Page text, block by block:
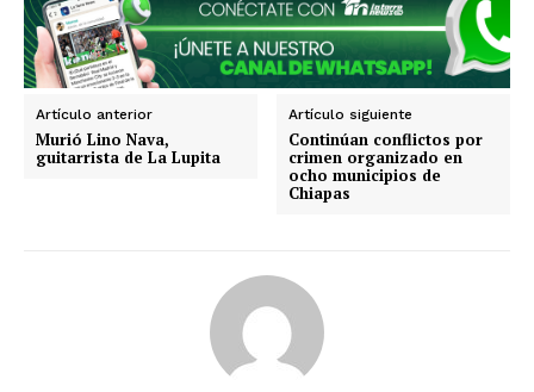
SUSCRIBIRSE
Estados
Campeche
Ciudad de México
Estado de México
Guerrero Hidalgo
Artículo anterior
Murió Lino Nava,
guitarrista de La Lupita
Artículo siguiente
Continúan conflictos por
crimen organizado en
ocho municipios de
Chiapas